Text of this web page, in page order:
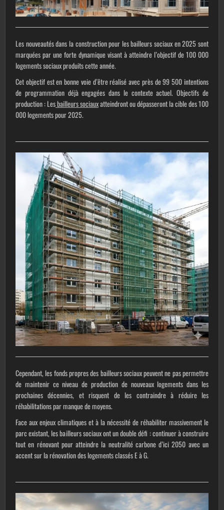
Les nouveautés dans la construction pour les bailleurs sociaux en 2025 sont
marquées par une forte dynamique visant à atteindre l’objectif de 100 000
logements sociaux produits cette année.
Cet objectif est en bonne voie d’être réalisé avec près de99 500 intentions
de programmation déjà engagées dans le contexte actuel. Objectifs de
production : Lesbailleurs sociauxatteindront ou dépasseront la cible des 100
000 logements pour 2025.
Cependant, les fonds propres des bailleurs sociaux peuvent ne pas permettre
de maintenir ce niveau de production de nouveaux logements dans les
prochaines décennies, et risquent de les contraindre à réduire les
réhabilitations par manque de moyens.
Face aux enjeux climatiques et à la nécessité de réhabiliter massivement le
parc existant, les bailleurs sociaux ont un double défi : continuer à construire
tout en rénovant pour atteindre la neutralité carbone d’ici 2050 avec un
accent sur la rénovation des logements classés E à G.